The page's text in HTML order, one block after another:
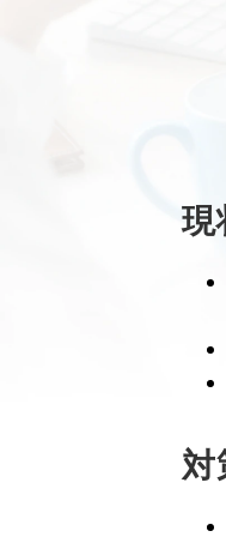
現
対